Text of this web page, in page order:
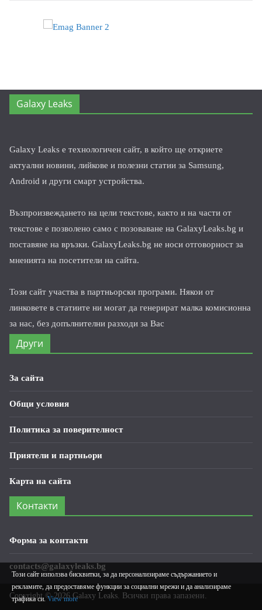
Galaxy Leaks
Galaxy Leaks е технологичен сайт, в който ще откриете
актуални новини, лийкове и полезни статии за Samsung,
Android и други смарт устройства.
Възпроизвеждането на цели текстове, както и на части от
текстове е позволено само с позоваване на GalaxyLeaks.bg и
поставяне на връзки. GalaxyLeaks.bg не носи отговорност за
мненията на посетители на сайта.
Този сайт участва в партньорски програми. Някои от
линковете в статиите ни могат да генерират малка комисионна
за нас, без допълнителни разходи за Вас
Други
За сайта
Общи условия
Политика за поверителност
Приятели и партньори
Карта на сайта
Контакти
Форма за контакти
contacts@galaxyleaks.bg
Copyright © 2026Galaxy Leaks. Всички права запазени.
Този сайт използва бисквитки, за да персонализираме съдържанието и
рекламите, да предоставяме функции за социални мрежи и да анализираме
трафика си.View more